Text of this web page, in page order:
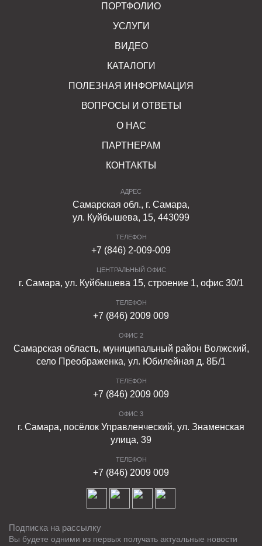
ПОРТФОЛИО
УСЛУГИ
ВИДЕО
КАТАЛОГИ
ПОЛЕЗНАЯ ИНФОРМАЦИЯ
ВОПРОСЫ И ОТВЕТЫ
О НАС
ПАРТНЕРАМ
КОНТАКТЫ
АДРЕС
Самарская обл., г. Самара,
ул. Куйбышева, 15, 443099
ТЕЛЕФОН
+7 (846) 2-009-009
ЦЕНТРАЛЬНЫЙ ОФИС
г. Самара, ул. Куйбышева 15, строение 1, офис 30/1
ТЕЛЕФОН
+7 (846) 2009 009
ОФИС 2
Самарская область, муниципальный район Волжский,
село Преображенка, ул. Юбилейная д. 8Б/1
ТЕЛЕФОН
+7 (846) 2009 009
ОФИС 3
г. Самара, посёлок Управленческий, ул. Знаменская
улица, 39
ТЕЛЕФОН
+7 (846) 2009 009
Подписка на рассылку
Вы будете одними из первых получать актуальные новости